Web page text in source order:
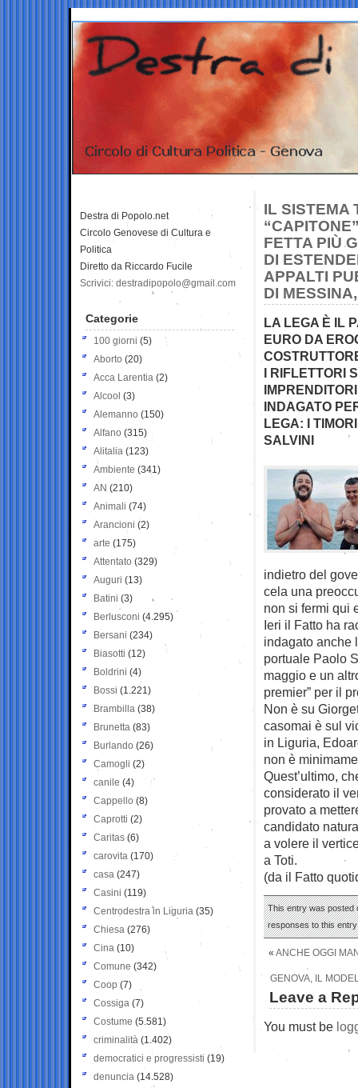
IL SISTEMA
FETTA PIÙ
DI
APPALTI
DI
LA LEGA È IL
EURO DA
I RIFLETTORI
INDAGATO
LEGA: I
SALVINI
indietro del
cela una
non si fermi qui
Ieri il Fatto ha
indagato anche
portuale Paolo
maggio e un
premier” per il
Non è su
casomai è sul
in Liguria,
non è
Quest’ultimo,
considerato il
provato a
candidato
a volere il
a Toti.
(da il Fatto
This entry was posted
responses to this
« ANCHE OGGI
GENOVA, IL
Leave a
You must be
Destra di Popolo.net
Circolo Genovese di Cultura e
Politica
Diretto da Riccardo Fucile
Scrivici: destradipopolo@gmail.com
Categorie
100 giorni (5)
Aborto (20)
Acca Larentia (2)
Alcool (3)
Alemanno (150)
Alfano (315)
Alitalia (123)
Ambiente (341)
AN (210)
Animali (74)
Arancioni (2)
arte (175)
Attentato (329)
Auguri (13)
Batini (3)
Berlusconi (4.295)
Bersani (234)
Biasotti (12)
Boldrini (4)
Bossi (1.221)
Brambilla (38)
Brunetta (83)
Burlando (26)
Camogli (2)
canile (4)
Cappello (8)
Caprotti (2)
Caritas (6)
carovita (170)
casa (247)
Casini (119)
Centrodestra in Liguria (35)
Chiesa (276)
Cina (10)
Comune (342)
Coop (7)
Cossiga (7)
Costume (5.581)
criminalità (1.402)
democratici e progressisti (19)
denuncia (14.528)